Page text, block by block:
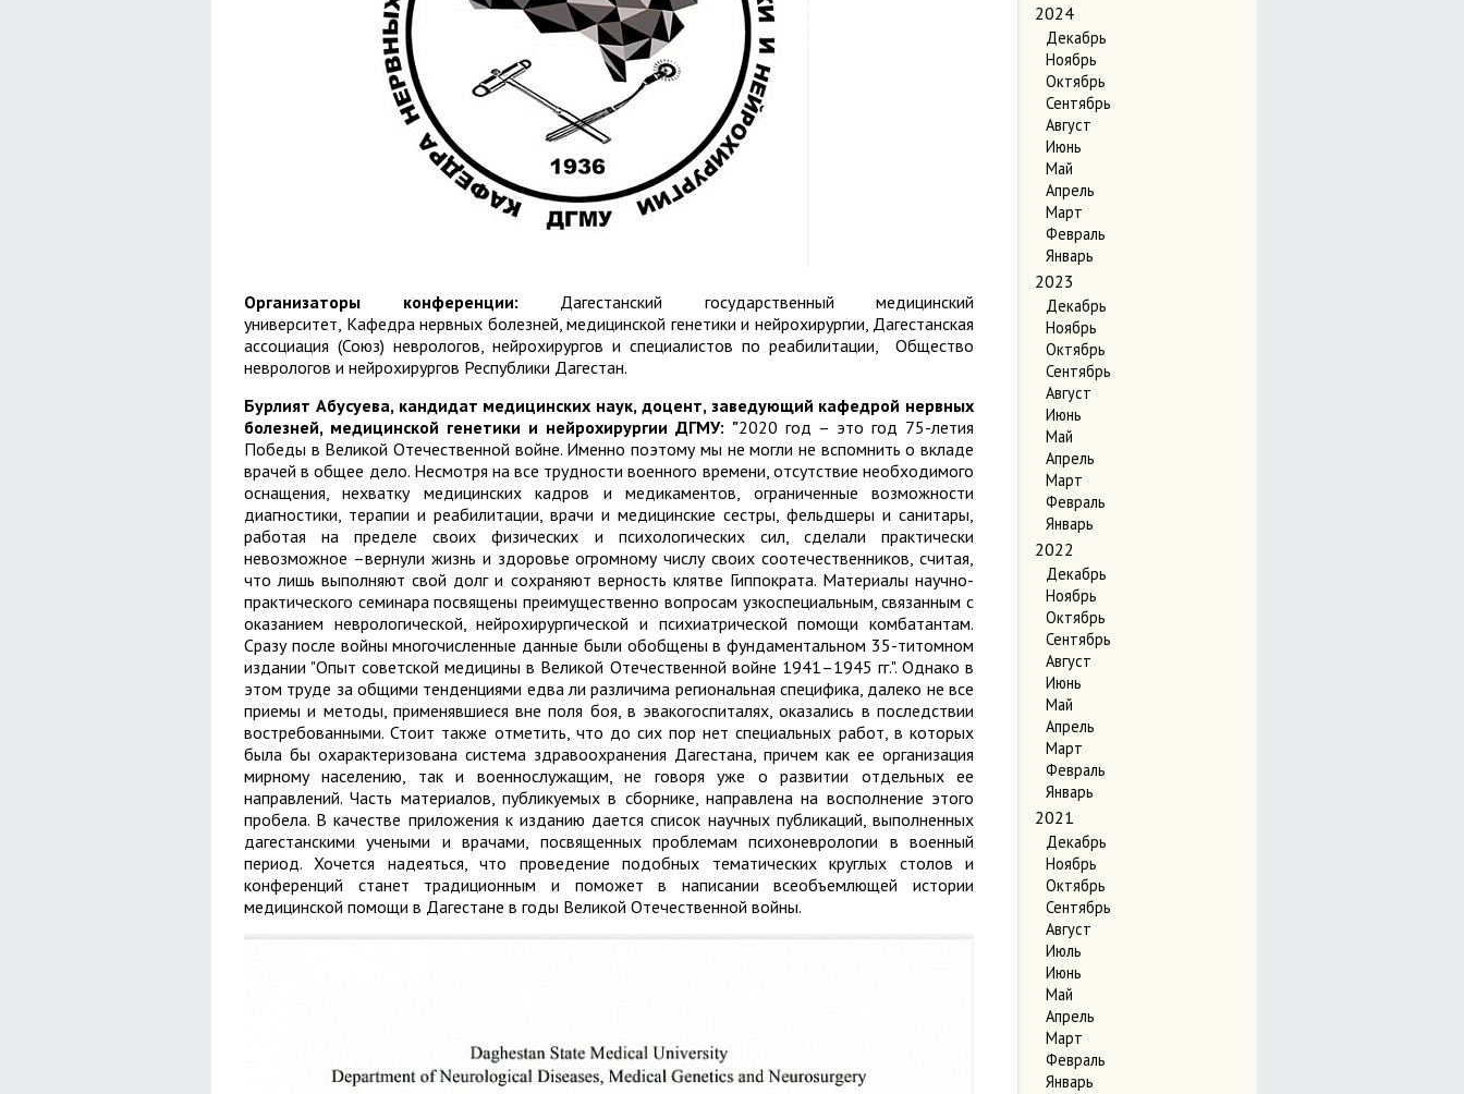
2024
Декабрь
Ноябрь
Октябрь
Сентябрь
Август
Июнь
Май
Апрель
Март
Февраль
Январь
2023
Декабрь
Ноябрь
Октябрь
Сентябрь
Август
Июнь
Май
Апрель
Март
Февраль
Январь
2022
Декабрь
Ноябрь
Октябрь
Сентябрь
Август
Июнь
Май
Апрель
Март
Февраль
Январь
2021
Декабрь
Ноябрь
Октябрь
Сентябрь
Август
Июль
Июнь
Май
Апрель
Март
Февраль
Январь
Организаторы конференции: Дагестанский государственный медицинский
университет, Кафедра нервных болезней, медицинской генетики и нейрохирургии, Дагестанская
ассоциация (Союз) неврологов, нейрохирургов и специалистов по реабилитации, Общество
неврологов и нейрохирургов Республики Дагестан.
Бурлият Абусуева, кандидат медицинских наук, доцент, заведующий кафедрой нервных
болезней, медицинской генетики и нейрохирургии ДГМУ: "2020 год – это год 75-летия
Победы в Великой Отечественной войне. Именно поэтому мы не могли не вспомнить о вкладе
врачей в общее дело. Несмотря на все трудности военного времени, отсутствие необходимого
оснащения, нехватку медицинских кадров и медикаментов, ограниченные возможности
диагностики, терапии и реабилитации, врачи и медицинские сестры, фельдшеры и санитары,
работая на пределе своих физических и психологических сил, сделали практически
невозможное –вернули жизнь и здоровье огромному числу своих соотечественников, считая,
что лишь выполняют свой долг и сохраняют верность клятве Гиппократа. Материалы научно-
практического семинара посвящены преимущественно вопросам узкоспециальным, связанным с
оказанием неврологической, нейрохирургической и психиатрической помощи комбатантам.
Сразу после войны многочисленные данные были обобщены в фундаментальном 35-титомном
издании "Опыт советской медицины в Великой Отечественной войне 1941–1945 гг.". Однако в
этом труде за общими тенденциями едва ли различима региональная специфика, далеко не все
приемы и методы, применявшиеся вне поля боя, в эвакогоспиталях, оказались в последствии
востребованными. Стоит также отметить, что до сих пор нет специальных работ, в которых
была бы охарактеризована система здравоохранения Дагестана, причем как ее организация
мирному населению, так и военнослужащим, не говоря уже о развитии отдельных ее
направлений. Часть материалов, публикуемых в сборнике, направлена на восполнение этого
пробела. В качестве приложения к изданию дается список научных публикаций, выполненных
дагестанскими учеными и врачами, посвященных проблемам психоневрологии в военный
период. Хочется надеяться, что проведение подобных тематических круглых столов и
конференций станет традиционным и поможет в написании всеобъемлющей истории
медицинской помощи в Дагестане в годы Великой Отечественной войны.